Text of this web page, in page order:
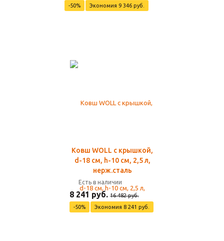
-50%
Экономия 9 346 руб.
Ковш WOLL с крышкой,
d-18 см, h-10 см, 2,5 л,
нерж.сталь
Есть в наличии
8 241 руб. 16 482 руб.
-50%
Экономия 8 241 руб.